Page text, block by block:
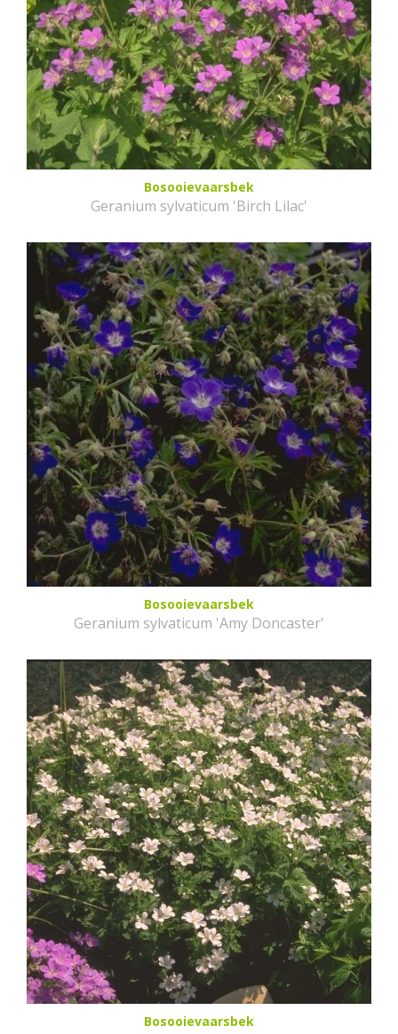
Bosooievaarsbek
Geranium sylvaticum 'Birch Lilac'
Bosooievaarsbek
Geranium sylvaticum 'Amy Doncaster'
Bosooievaarsbek